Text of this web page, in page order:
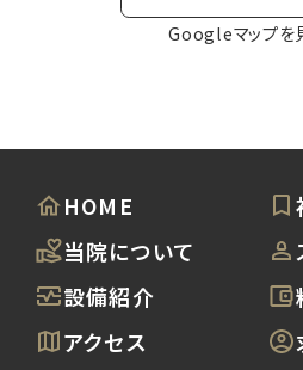
Googleマップを
HOME
当院について
設備紹介
アクセス